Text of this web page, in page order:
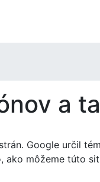
a
Google určil
môžeme túto